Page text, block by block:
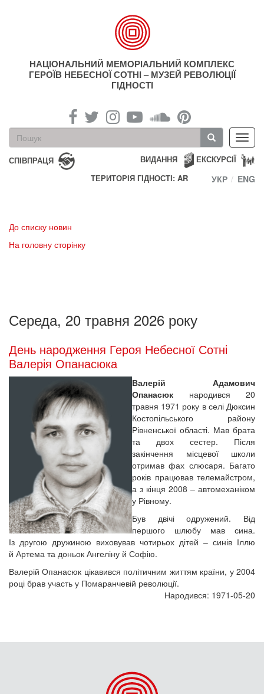
НАЦІОНАЛЬНИЙ МЕМОРІАЛЬНИЙ КОМПЛЕКС
ГЕРОЇВ НЕБЕСНОЇ СОТНІ – МУЗЕЙ РЕВОЛЮЦІЇ
ГІДНОСТІ
Пошукова
форма
Пошук
СПІВПРАЦЯ ЕКСКУРСІЇ
ВИДАННЯ
ТЕРИТОРІЯ ГІДНОСТІ: AR
УКР ENG
До списку новин
На головну сторінку
Середа, 20 травня 2026 року
День народження Героя Небесної Сотні
Валерія Опанасюка
Валерій Адамович
Опанасюк народився 20
травня 1971 року в селі Дюксин
Костопільського району
Рівненської області. Мав брата
та двох сестер. Після
закінчення місцевої школи
отримав фах слюсаря. Багато
років працював телемайстром,
а з кінця 2008 – автомеханіком
у Рівному.
Був двічі одружений. Від
першого шлюбу мав сина.
Із другою дружиною виховував чотирьох дітей – синів Іллю
й Артема та доньок Ангеліну й Софію.
Валерій Опанасюк цікавився політичним життям країни, у 2004
році брав участь у Помаранчевій революції.
Народився: 1971-05-20